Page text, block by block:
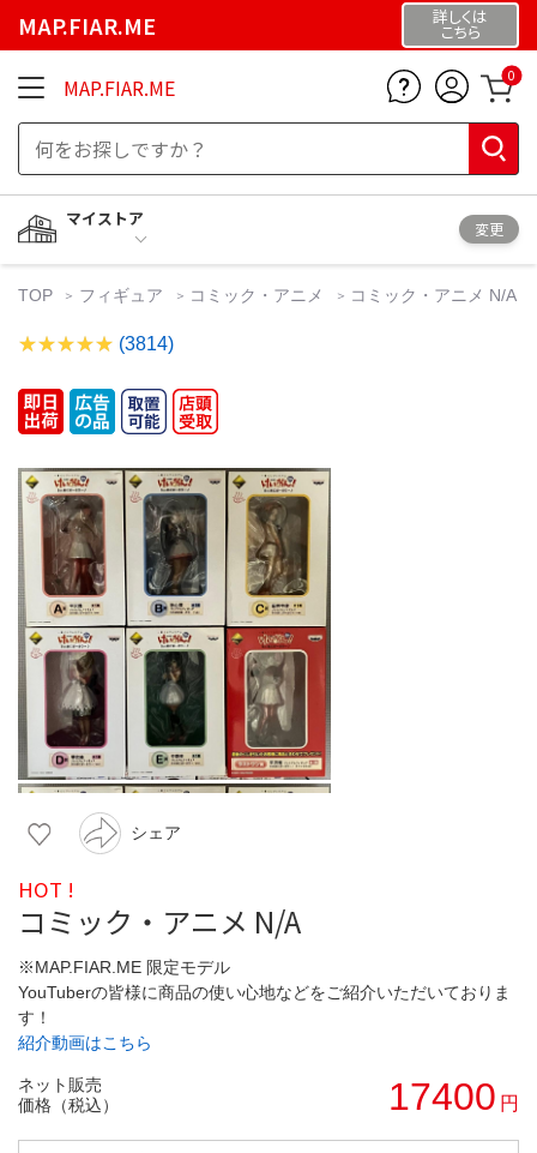
MAP.FIAR.ME 詳しくは
こちら
MAP.FIAR.ME 0
マイストア
変更
TOP フィギュア コミック・アニメ コミック・アニメ N/A
(3814)
シェア
HOT !
コミック・アニメ N/A
※MAP.FIAR.ME 限定モデル
YouTuberの皆様に商品の使い心地などをご紹介いただいておりま
す！
紹介動画はこちら
ネット販売
価格（税込）
17400 円